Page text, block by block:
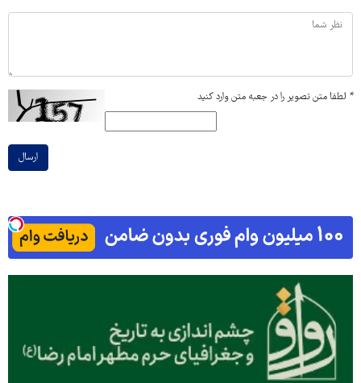
* لطفا متن تصویر را در جعبه متن وارد کنید
ارسال